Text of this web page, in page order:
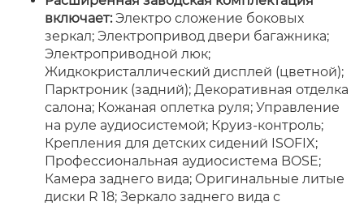
включает:Электро сложение боковых
зеркал; Электропривод двери багажника;
Электроприводной люк;
Жидкокристаллический дисплей (цветной);
Парктроник (задний); Декоративная отделка
салона; Кожаная оплетка руля; Управление
на руле аудиосистемой; Круиз-контроль;
Крепления для детских сидений ISOFIX;
Профессиональная аудиосистема BOSE;
Камера заднего вида; Оригинальные литые
диски R 18; Зеркало заднего вида с